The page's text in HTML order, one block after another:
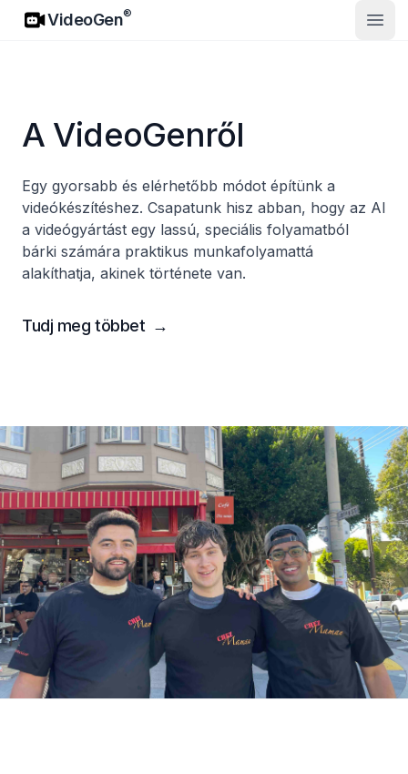
VideoGen
VideoGen®
A VideoGenről
Egy gyorsabb és elérhetőbb módot építünk a
videókészítéshez. Csapatunk hisz abban, hogy az AI
a videógyártást egy lassú, speciális folyamatból
bárki számára praktikus munkafolyamattá
alakíthatja, akinek története van.
Tudj meg többet →